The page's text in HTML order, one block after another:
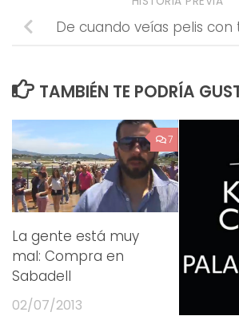
De cuando veías pelis con
TAMBIÉN TE PODRÍA
7
La gente está muy
mal: Compra en
Sabadell
02/07/2013